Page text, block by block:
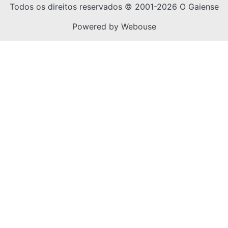
Todos os direitos reservados © 2001-2026 O Gaiense
Powered by Webouse